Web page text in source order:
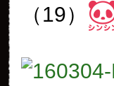
（19）